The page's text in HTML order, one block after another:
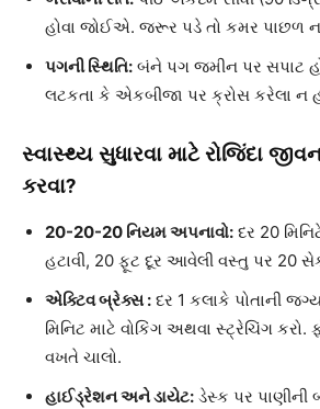
હોવા જોઈએ. જરૂર પડે તો કમર પાછળ
પગની સ્થિતિ: બંને પગ જમીન પર સપાટ
લટકતા કે એકબીજા પર ક્રોસ કરેલા ન
સ્વાસ્થ્ય સુધારવા માટે રોજિંદા
કરવા?
20-20-20 નિયમ અપનાવો: દર 20
હટાવી, 20 ફૂટ દૂર આવેલી વસ્તુ પર 20
એક્ટિવ બ્રેક્સ : દર 1 કલાકે પોતાની
મિનિટ માટે વોકિંગ અથવા સ્ટ્રેચિંગ કરો.
વખતે ચાલો.
હાઈડ્રેશન અને ડાયેટ: ડેસ્ક પર પાણીની